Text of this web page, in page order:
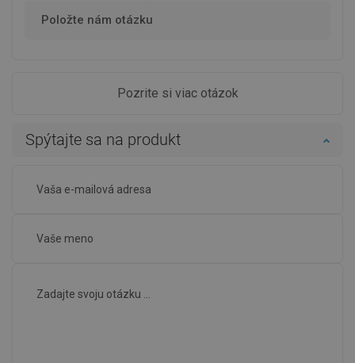
Položte nám otázku
Pozrite si viac otázok
Spýtajte sa na produkt